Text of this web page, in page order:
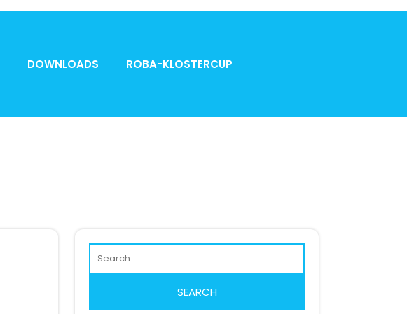
DOWNLOADS ROBA-KLOSTERCUP